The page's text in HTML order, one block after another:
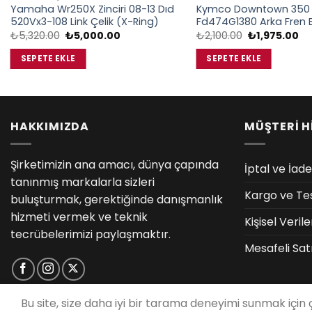
Yamaha Wr250X Zinciri 08-13 Dıd
520Vx3-108 Link Çelik (X-Ring)
₺5,320.00 Orijinal
fiyat:
₺5,320.00.
₺5,000.00
SEPETE EKLE
Kymco Downtown 350
Fd474G1380 Arka Fren
₺2,100.00 Orijinal
fiyat:
₺2,100.00.
₺1,975.00Şu
SEPETE EKLE
HAKKIMIZDA
Şirketimizin ana amacı, dünya çapında
tanınmış markalarla sizleri
buluşturmak, gerektiğinde danışmanlık
hizmeti vermek ve teknik
tecrübelerimizi paylaşmaktır.
MÜŞTERİ
İptal ve
Kargo ve
Kişisel
Mesafeli
Bu site, size daha iyi bir tarama deneyimi sunmak